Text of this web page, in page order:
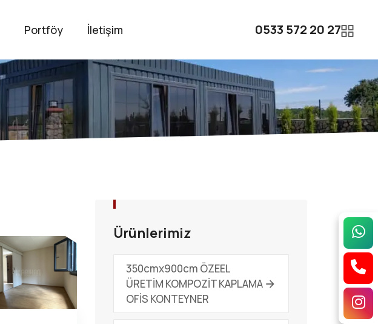
Portföy İletişim 0533 572 20 27
Ürünlerimiz
350cmx900cm ÖZEEL
ÜRETİM KOMPOZİT KAPLAMA
OFİS KONTEYNER